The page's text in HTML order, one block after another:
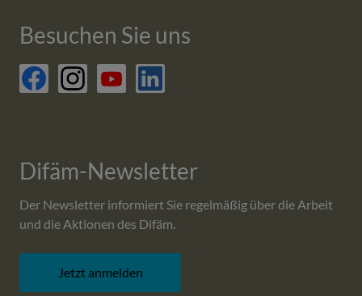
Besuchen Sie uns
Difäm-Newsletter
Der Newsletter informiert Sie regelmäßig über die Arbeit
und die Aktionen des Difäm.
Jetzt anmelden